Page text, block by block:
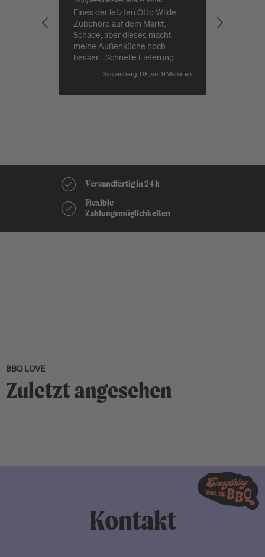
Eines der letzten Otto Wilde
Zubehöre auf dem Markt.
Schade, aber dieses macht
meine Außenküche noch
besser... Schnelle Lieferung
Sassenberg, DE, vor 9 Monaten
Versandfertig in 24 h
Flexible
Zahlungsmöglichkeiten
Kostenloser Versand ab 149€*
Beratung vor Ort & Online
BBQ LOVE
Zuletzt angesehen
Kontakt